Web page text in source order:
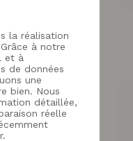
la réalisation
à notre
et à
de données
une
bien. Nous
détaillée,
réelle